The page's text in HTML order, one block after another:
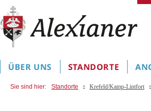
ÜBER UNS STANDORTE
Sie sind hier: Standorte Krefeld/Kamp-Lintfort